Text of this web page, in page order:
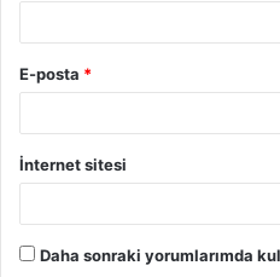
E-posta *
İnternet sitesi
Daha sonraki yorumlarımda